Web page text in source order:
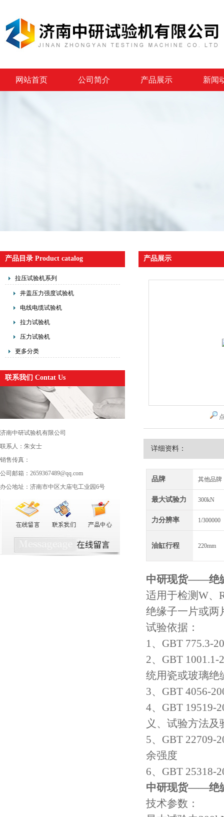
网站首页 公司简介 产品展示 新闻
产品目录 Product catalog
拉压试验机系列
井盖压力强度试验机
电线电缆试验机
拉力试验机
压力试验机
更多分类
联系我们 Contat Us
济南中研试验机有限公司
联系人：朱女士
销售传真：
公司邮箱：2659367489@qq.com
办公地址：济南市中区大庙屯工业园6号
产品展示
详细资料：
品牌 其他品牌
最大试验力 300kN
力分辨率 1/300000
油缸行程 220mm
中研现货——绝
适用于检测W、
绝缘子一片或两
试验依据：
1、GBT 775.3-
2、GBT
统用瓷或玻璃
3、GBT 4056-
4、GBT 19519-
义、试验方法及
5、GBT 22709-
余强度
6、GBT 25318-
中研现货——绝
技术参数：